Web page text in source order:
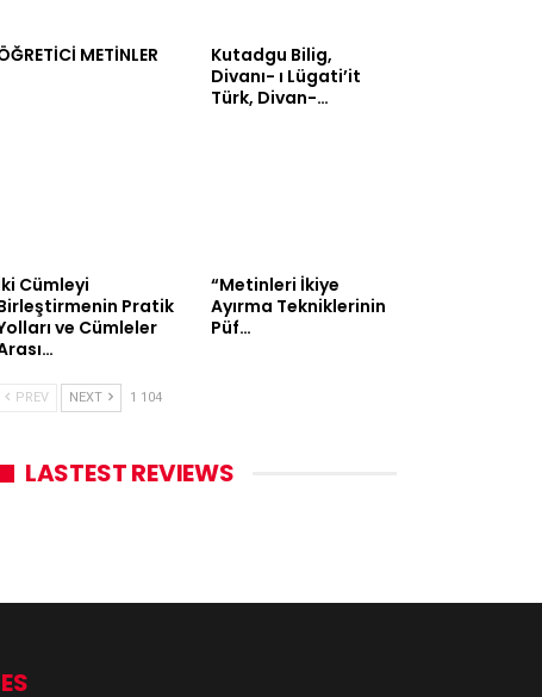
METİNLER
Kutadgu Bilig,
Divanı- ı Lügati’it
Türk, Divan-…
Cümleyi
Pratik
ve Cümleler
“Metinleri İkiye
Ayırma Tekniklerinin
Püf…
PREV NEXT 1 104
LASTEST REVIEWS